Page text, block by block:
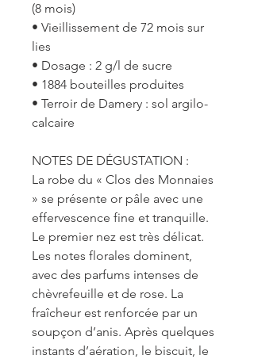
(8 mois)
• Vieillissement de 72 mois sur
lies
• Dosage : 2 g/l de sucre
• 1884 bouteilles produites
• Terroir de Damery : sol argilo-
calcaire
NOTES DE DÉGUSTATION :
La robe du « Clos des Monnaies
» se présente or pâle avec une
effervescence fine et tranquille.
Le premier nez est très délicat.
Les notes florales dominent,
avec des parfums intenses de
chèvrefeuille et de rose. La
fraîcheur est renforcée par un
soupçon d’anis. Après quelques
instants d’aération, le biscuit, le